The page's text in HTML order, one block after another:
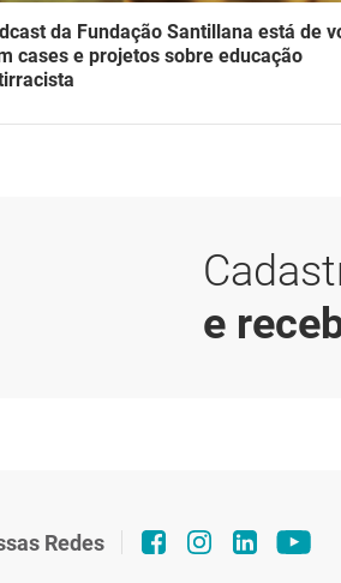
da Fundação Santillana está de
cases e projetos sobre educação
e
Redes